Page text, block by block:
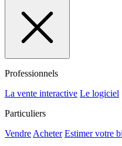
Professionnels
La vente interactive Le logiciel
Particuliers
Vendre Acheter Estimer votre